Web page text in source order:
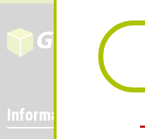
Information